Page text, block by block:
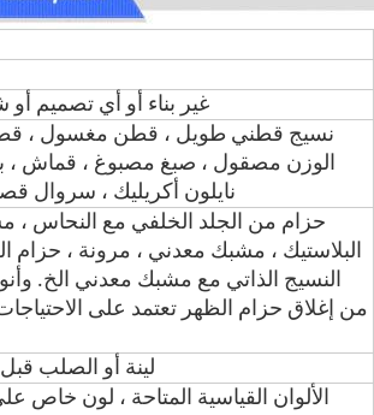
غير بناء أو أي تصميم
نسيج قطني طويل ، قطن مغسول ،
الوزن مصقول ، صبغ مصبوغ ، قماش ،
نايلون أكريليك ، سروال
حزام من الجلد الخلفي مع النحاس
البلاستيك ، مشبك معدني ، مرونة ، حزام
النسيج الذاتي مع مشبك معدني الخ.
من إغلاق حزام الظهر تعتمد على
لينة أو الصلب
الألوان القياسية المتاحة ، لون خاص